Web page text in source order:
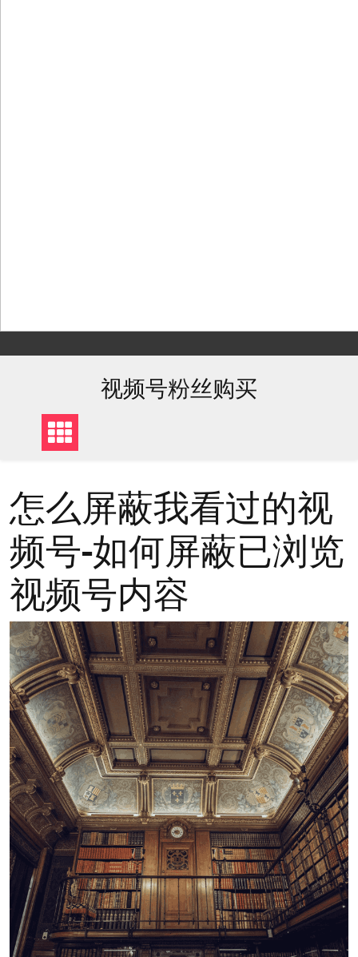
to
视频号粉丝购买
怎么屏蔽我看过的视
频号-如何屏蔽已浏览
视频号内容